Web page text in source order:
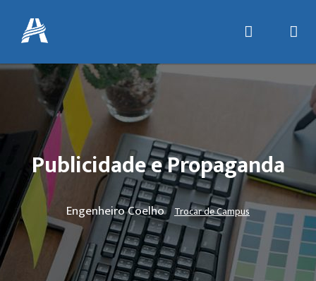
Publicidade e Propaganda
Engenheiro Coelho Trocar de Campus